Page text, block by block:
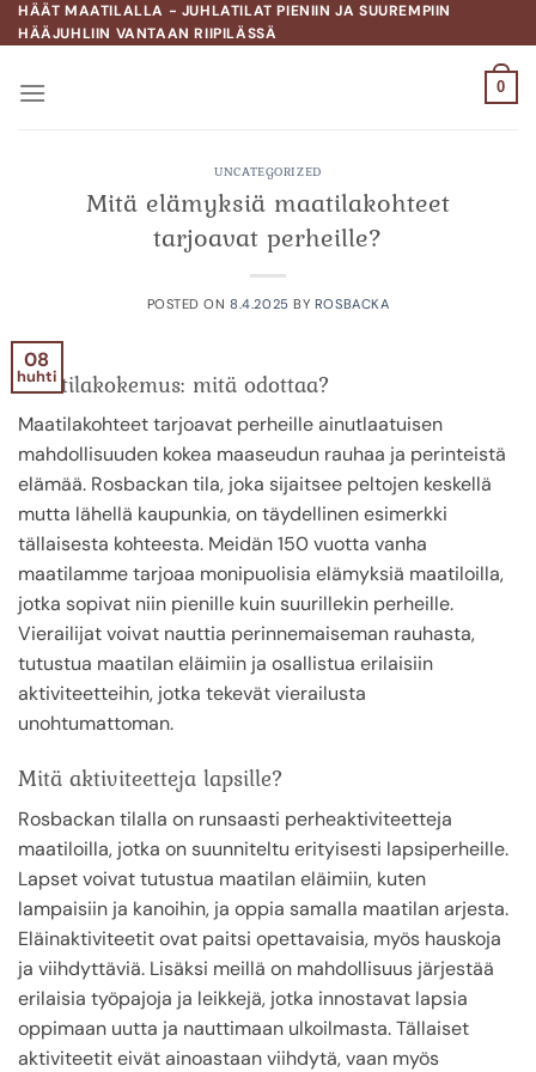
Skip
to
HÄÄT MAATILALLA - JUHLATILAT PIENIIN JA SUUREMPIIN
HÄÄJUHLIIN VANTAAN RIIPILÄSSÄ
0
UNCATEGORIZED
Mitä elämyksiä maatilakohteet
tarjoavat perheille?
POSTED ON8.4.2025 BY ROSBACKA
08
huhti
Maatilakokemus: mitä odottaa?
Maatilakohteet tarjoavat perheille ainutlaatuisen
mahdollisuuden kokea maaseudun rauhaa ja perinteistä
elämää. Rosbackan tila, joka sijaitsee peltojen keskellä
mutta lähellä kaupunkia, on täydellinen esimerkki
tällaisesta kohteesta. Meidän 150 vuotta vanha
maatilamme tarjoaa monipuolisia elämyksiä maatiloilla,
jotka sopivat niin pienille kuin suurillekin perheille.
Vierailijat voivat nauttia perinnemaiseman rauhasta,
tutustua maatilan eläimiin ja osallistua erilaisiin
aktiviteetteihin, jotka tekevät vierailusta
unohtumattoman.
Mitä aktiviteetteja lapsille?
Rosbackan tilalla on runsaasti perheaktiviteetteja
maatiloilla, jotka on suunniteltu erityisesti lapsiperheille.
Lapset voivat tutustua maatilan eläimiin, kuten
lampaisiin ja kanoihin, ja oppia samalla maatilan arjesta.
Eläinaktiviteetit ovat paitsi opettavaisia, myös hauskoja
ja viihdyttäviä. Lisäksi meillä on mahdollisuus järjestää
erilaisia työpajoja ja leikkejä, jotka innostavat lapsia
oppimaan uutta ja nauttimaan ulkoilmasta. Tällaiset
aktiviteetit eivät ainoastaan viihdytä, vaan myös